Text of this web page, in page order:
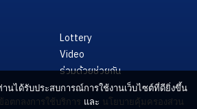
Lottery
Video
ร่วมด้วยช่วยกัน
นได้รับประสบการณ์การใช้งานเว็บไซต์ที่ดียิ่งขึ้น
อตกลงการใช้บริการ และ นโยบายคุ้มครองส่วน